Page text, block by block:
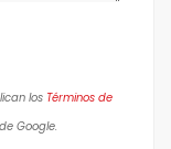
los Términos de
Google.